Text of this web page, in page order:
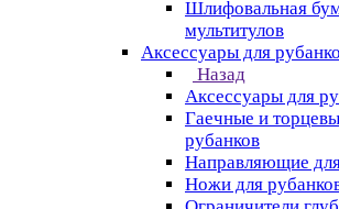
Шлифовальная
мультитулов
Аксессуары для
Назад
Аксессуары для
Гаечные и
рубанков
Направляющие
Ножи для